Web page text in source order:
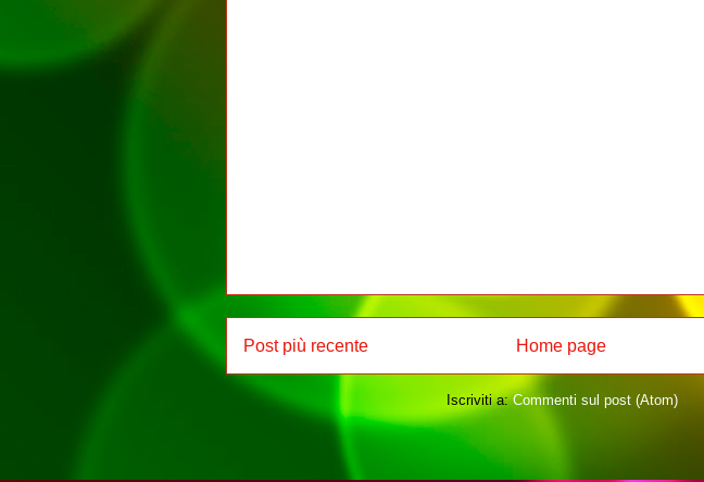
Post più recente Home page
Iscriviti a:Commenti sul post (Atom)